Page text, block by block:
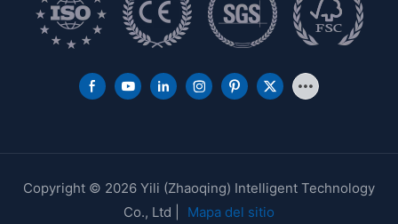
Copyright © 2026 Yili (Zhaoqing) Intelligent Technology
Co., Ltd |
Mapa del sitio